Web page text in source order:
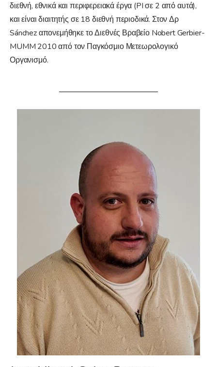
διεθνή, εθνικά και περιφερειακά έργα (PI σε 2 από αυτά),
και είναι διαιτητής σε 18 διεθνή περιοδικά. Στον Δρ
Sánchez απονεμήθηκε το Διεθνές Βραβείο Nobert Gerbier-
MUMM 2010 από τον Παγκόσμιο Μετεωρολογικό
Οργανισμό.